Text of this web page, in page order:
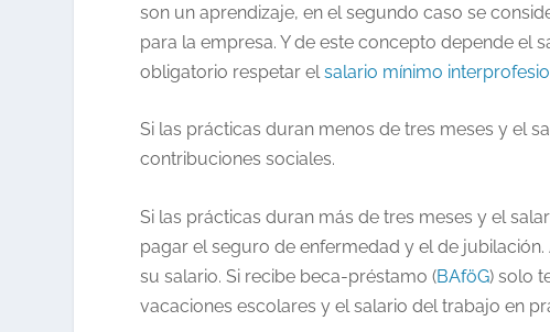
son un aprendizaje, en el segundo caso se
para la empresa. Y de este concepto depende el
obligatorio respetar elsalario mínimo
Si las prácticas duran menos de tres meses y el
contribuciones sociales.
Si las prácticas duran más de tres meses y el
pagar el seguro de enfermedad y el de
su salario. Si recibe beca-préstamo (BAföG) solo
vacaciones escolares y el salario del trabajo en